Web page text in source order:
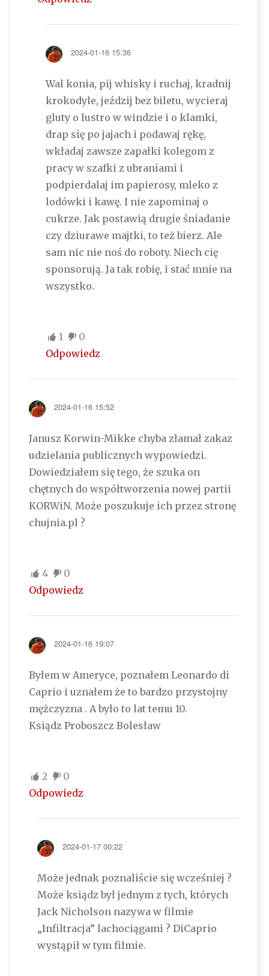
2024-01-16 15:36
Wal konia, pij whisky i ruchaj, kradnij
krokodyle, jeździj bez biletu, wycieraj
gluty o lustro w windzie i o klamki,
drap się po jajach i podawaj rękę,
wkładaj zawsze zapałki kolegom z
pracy w szafki z ubraniami i
podpierdalaj im papierosy, mleko z
lodówki i kawę. I nie zapominaj o
cukrze. Jak postawią drugie śniadanie
czy dziurawe majtki, to też bierz. Ale
sam nic nie noś do roboty. Niech cię
sponsorują. Ja tak robię, i stać mnie na
wszystko.
1
0
Odpowiedz
2024-01-16 15:52
Janusz Korwin-Mikke chyba złamał zakaz
udzielania publicznych wypowiedzi.
Dowiedziałem się tego, że szuka on
chętnych do współtworzenia nowej partii
KORWiN. Może poszukuje ich przez stronę
chujnia.pl ?
4
0
Odpowiedz
2024-01-16 19:07
Byłem w Ameryce, poznałem Leonardo di
Caprio i uznałem że to bardzo przystojny
mężczyzna . A było to lat temu 10.
Ksiądz Proboszcz Bolesław
2
0
Odpowiedz
2024-01-17 00:22
Może jednak poznaliście się wcześniej ?
Może ksiądz był jednym z tych, których
Jack Nicholson nazywa w filmie
„Infiltracja” lachociągami ? DiCaprio
wystąpił w tym filmie.